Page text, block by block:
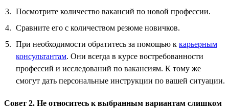
Посмотрите количество вакансий по новой профессии.
Сравните его с количеством резюме новичков.
При необходимости обратитесь за помощью к карьерным
консультантам. Они всегда в курсе востребованности
профессий и исследований по вакансиям. К тому же
смогут дать персональные инструкции по вашей ситуации.
Совет 2. Не относитесь к выбранным вариантам слишком